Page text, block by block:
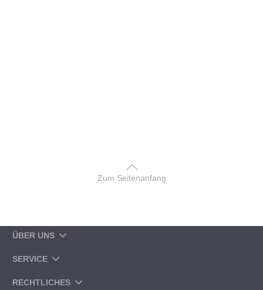
Zum Seitenanfang
ÜBER UNS
SERVICE
RECHTLICHES